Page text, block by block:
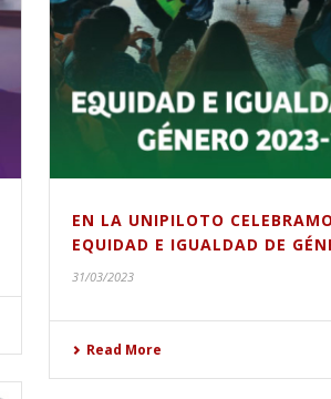
EN LA UNIPILOTO
EQUIDAD E IGUALDAD DE
31/03/2023
Read More